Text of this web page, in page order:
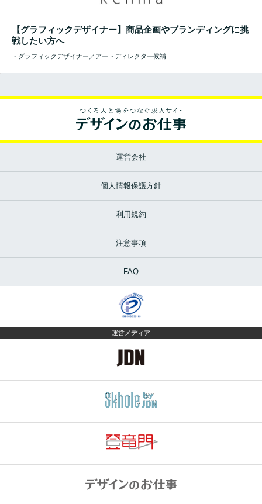
【グラフィックデザイナー】商品企画やブランディングに挑
戦したい方へ
・グラフィックデザイナー／アートディレクター候補
運営会社
個人情報保護方針
利用規約
注意事項
FAQ
運営メディア